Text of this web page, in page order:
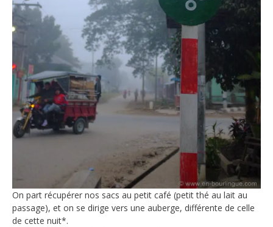
On part récupérer nos sacs au petit café (petit thé au lait au
passage), et on se dirige vers une auberge, différente de celle
de cette nuit*.